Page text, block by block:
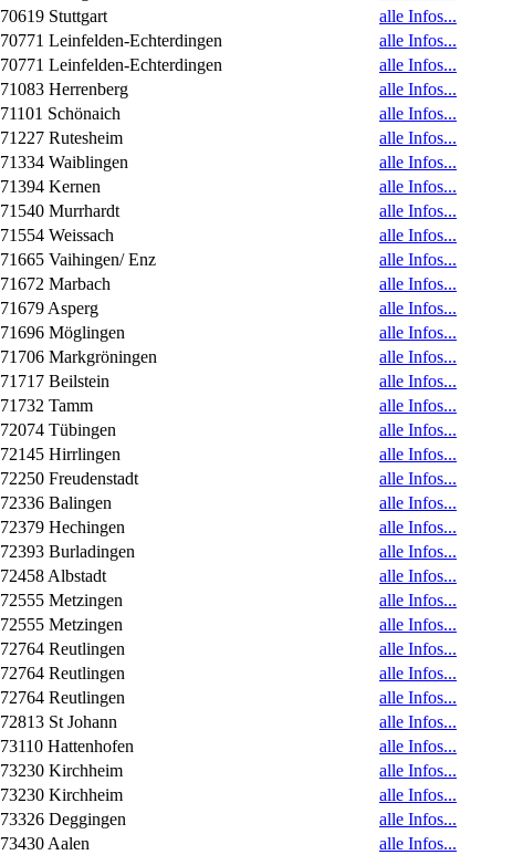
70619 Stuttgart
alle Infos...
70771 Leinfelden-Echterdingen
alle Infos...
70771 Leinfelden-Echterdingen
alle Infos...
71083 Herrenberg
alle Infos...
71101 Schönaich
alle Infos...
71227 Rutesheim
alle Infos...
71334 Waiblingen
alle Infos...
71394 Kernen
alle Infos...
71540 Murrhardt
alle Infos...
71554 Weissach
alle Infos...
71665 Vaihingen/ Enz
alle Infos...
71672 Marbach
alle Infos...
71679 Asperg
alle Infos...
71696 Möglingen
alle Infos...
71706 Markgröningen
alle Infos...
71717 Beilstein
alle Infos...
71732 Tamm
alle Infos...
72074 Tübingen
alle Infos...
72145 Hirrlingen
alle Infos...
72250 Freudenstadt
alle Infos...
72336 Balingen
alle Infos...
72379 Hechingen
alle Infos...
72393 Burladingen
alle Infos...
72458 Albstadt
alle Infos...
72555 Metzingen
alle Infos...
72555 Metzingen
alle Infos...
72764 Reutlingen
alle Infos...
72764 Reutlingen
alle Infos...
72764 Reutlingen
alle Infos...
72813 St Johann
alle Infos...
73110 Hattenhofen
alle Infos...
73230 Kirchheim
alle Infos...
73230 Kirchheim
alle Infos...
73326 Deggingen
alle Infos...
73430 Aalen
alle Infos...